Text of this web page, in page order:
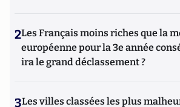
2Les Français moins riches que la
européenne pour la 3e année
ira le grand déclassement ?
3Les villes classées les plus